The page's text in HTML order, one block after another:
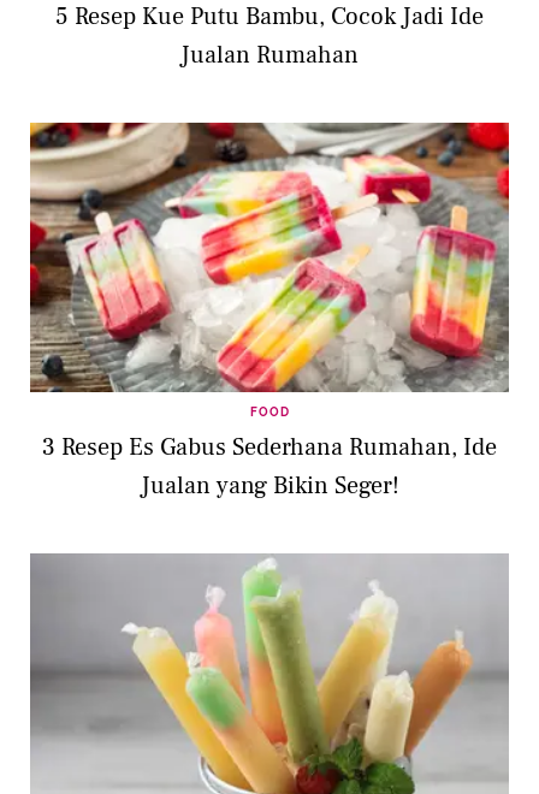
5 Resep Kue Putu Bambu, Cocok Jadi Ide
Jualan Rumahan
FOOD
3 Resep Es Gabus Sederhana Rumahan, Ide
Jualan yang Bikin Seger!